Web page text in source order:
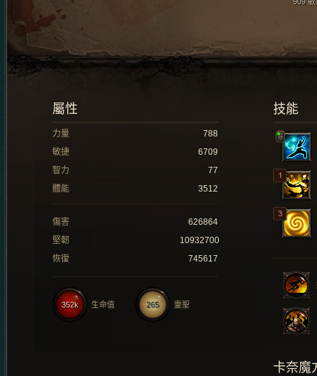
技能
屬性
力量
788
敏捷
6709
智力
77
體能
3512
傷害
626864
堅韌
10932700
恢復
745617
265 靈聖
352k 生命值
卡奈魔